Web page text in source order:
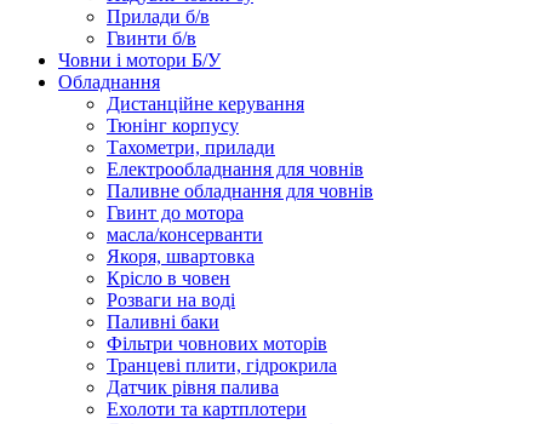
Прилади б/в
Гвинти б/в
Човни і мотори Б/У
Обладнання
Дистанційне керування
Тюнінг корпусу
Тахометри, прилади
Електрообладнання для човнів
Паливне обладнання для човнів
Гвинт до мотора
масла/консерванти
Якоря, швартовка
Крісло в човен
Розваги на воді
Паливні баки
Фільтри човнових моторів
Транцеві плити, гідрокрила
Датчик рівня палива
Ехолоти та картплотери